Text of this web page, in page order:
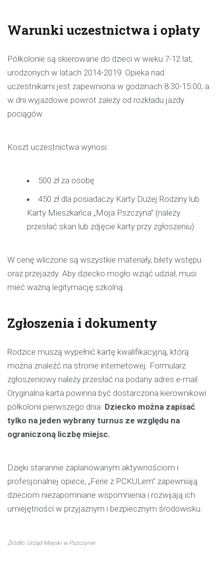
Warunki uczestnictwa i opłaty
Półkolonie są skierowane do dzieci w wieku 7-12 lat,
urodzonych w latach 2014-2019. Opieka nad
uczestnikami jest zapewniona w godzinach 8:30-15:00, a
w dni wyjazdowe powrót zależy od rozkładu jazdy
pociągów.
Koszt uczestnictwa wynosi:
500 zł za osobę
450 zł dla posiadaczy Karty Dużej Rodziny lub
Karty Mieszkańca „Moja Pszczyna” (należy
przesłać skan lub zdjęcie karty przy zgłoszeniu)
W cenę wliczone są wszystkie materiały, bilety wstępu
oraz przejazdy. Aby dziecko mogło wziąć udział, musi
mieć ważną legitymację szkolną.
Zgłoszenia i dokumenty
Rodzice muszą wypełnić kartę kwalifikacyjną, którą
można znaleźć na stronie internetowej. Formularz
zgłoszeniowy należy przesłać na podany adres e-mail.
Oryginalna karta powinna być dostarczona kierownikowi
półkolonii pierwszego dnia. Dziecko można zapisać
tylko na jeden wybrany turnus ze względu na
ograniczoną liczbę miejsc.
Dzięki starannie zaplanowanym aktywnościom i
profesjonalnej opiece, „Ferie z PCKULem” zapewniają
dzieciom niezapomniane wspomnienia i rozwijają ich
umiejętności w przyjaznym i bezpiecznym środowisku.
Źródło: Urząd Miejski w Pszczynie